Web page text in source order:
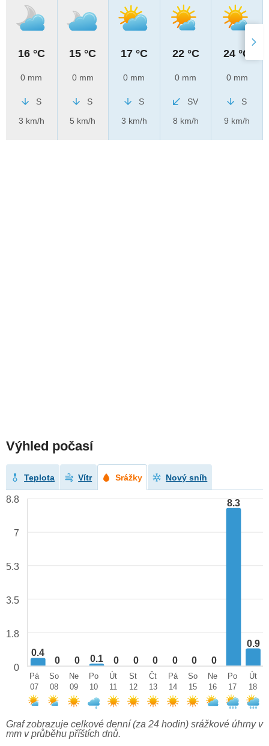
16 °C
0 mm
S
3 km/h
15 °C
0 mm
S
5 km/h
17 °C
0 mm
S
3 km/h
22 °C
0 mm
SV
8 km/h
24 °C
0 mm
S
9 km/h
Výhled počasí
Teplota Vítr Srážky Nový sníh
0.4
0 0 0.1 0 0 0 0 0 0
8.3
0.9
8.8
7
5.3
3.5
1.8
0
Pá
07
So
08
Ne
09
Po
10
Út
11
St
12
Čt
13
Pá
14
So
15
Ne
16
Po
17
Út
18
Graf zobrazuje celkové denní (za 24 hodin) srážkové úhrny v
mm v průběhu příštích dnů.